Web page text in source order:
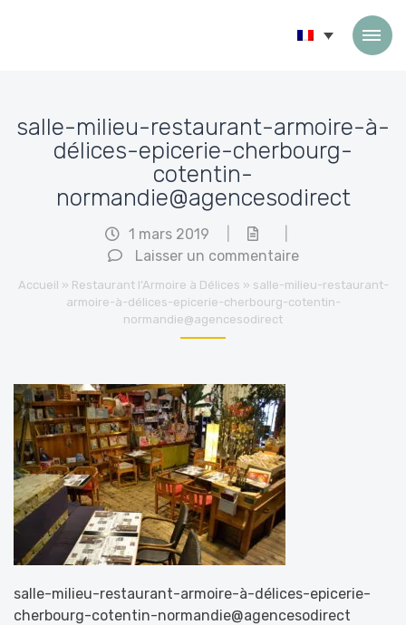
salle-milieu-restaurant-armoire-à-
délices-epicerie-cherbourg-
cotentin-
normandie@agencesodirect
1 mars 2019
Laisser un commentaire
Accueil » Restaurant l’Armoire à Délices » salle-milieu-restaurant-
armoire-à-délices-epicerie-cherbourg-cotentin-
normandie@agencesodirect
salle-milieu-restaurant-armoire-à-délices-epicerie-
cherbourg-cotentin-normandie@agencesodirect